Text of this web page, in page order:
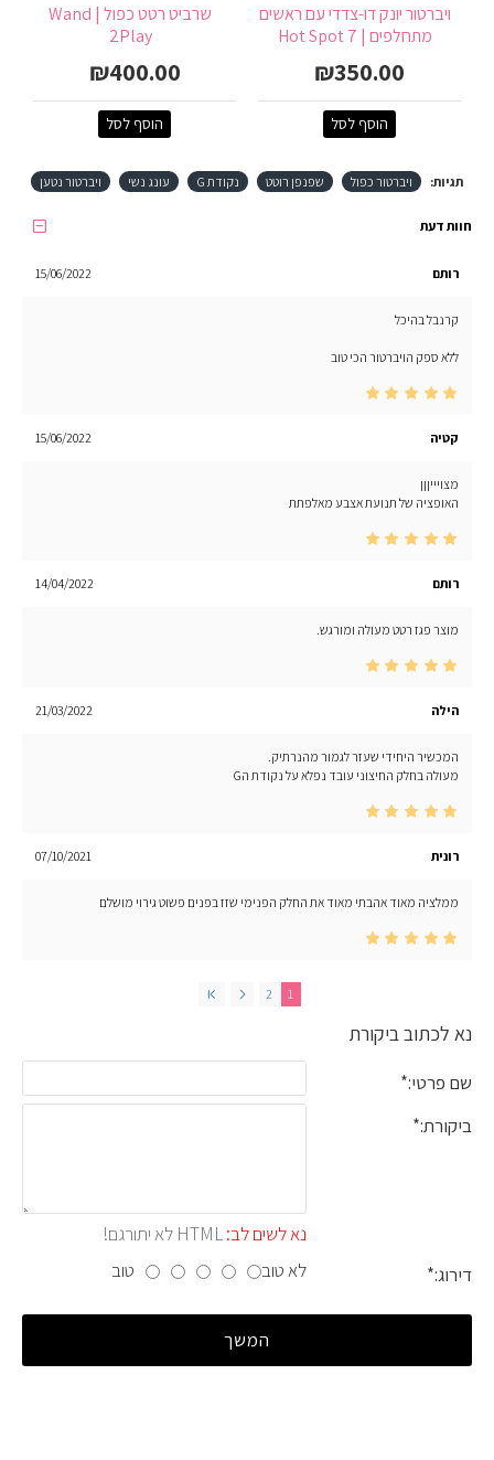
ויברטור יונק דו-צדדי עם ראשים
מתחלפים | Hot Spot 7
₪350.00
הוסף לסל
שרביט רטט כפול | Wand
2Play
₪400.00
הוסף לסל
תגיות: ויברטור כפול שפנפן רוטט נקודת G עונג נשי ויברטור נטען
חוות דעת
רותם 15/06/2022
קרנבל בהיכל
ללא ספק הויברטור הכי טוב
קטיה 15/06/2022
מצויייןןן
האופציה של תנועת אצבע מאלפתת
רותם 14/04/2022
מוצר פגז רטט מעולה ומורגש.
הילה 21/03/2022
המכשיר היחידי שעזר לגמור מהנרתיק.
מעולה בחלק החיצוני עובד נפלא על נקודת הG
רונית 07/10/2021
ממלציה מאוד אהבתי מאוד את החלק הפנימי שזז בפנים פשוט גירוי מושלם
1
2
נא לכתוב ביקורת
שם פרטי:
ביקורת:
נא לשים לב:
דירוג:
לא טוב טוב
המשך